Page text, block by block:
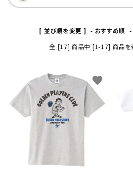
[ 並び順を変更 ] - おすすめ順
全 [17] 商品中 [1-17] 商品を
favorite